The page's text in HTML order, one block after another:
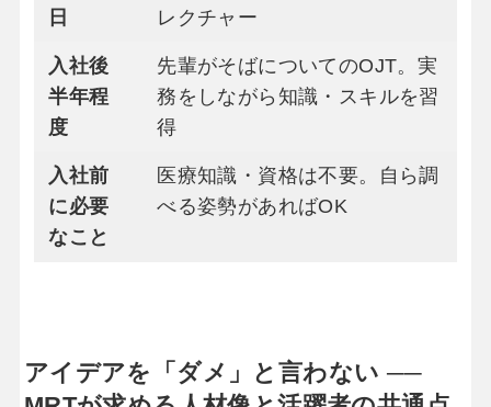
日
レクチャー
入社後
半年程
度
先輩がそばについてのOJT。実
務をしながら知識・スキルを習
得
入社前
に必要
なこと
医療知識・資格は不要。自ら調
べる姿勢があればOK
アイデアを「ダメ」と言わない ──